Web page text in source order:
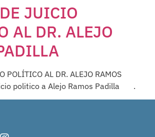
JUICIO
AL DR. ALEJO
POLÍTICO AL DR. ALEJO RAMOS
politico a Alejo Ramos Padilla .